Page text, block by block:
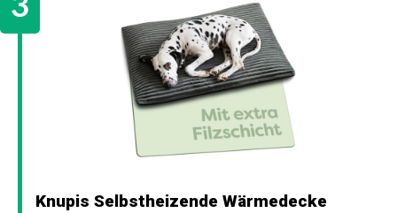
Knupis Selbstheizende Wärmedecke